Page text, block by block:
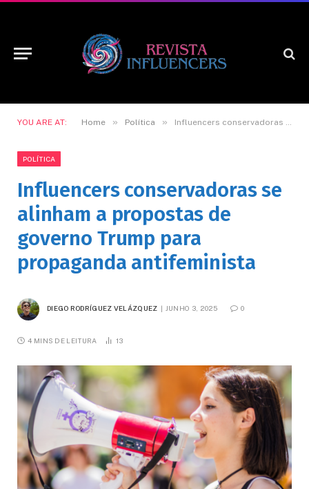
YOU ARE AT: Home » Política » Influencers conservadoras se alinham a propostas de governo Trump para propaganda antifeminista
POLÍTICA
Influencers conservadoras se
alinham a propostas de
governo Trump para
propaganda antifeminista
DIEGO RODRÍGUEZ VELÁZQUEZ JUNHO 3, 2025 0
4 MINS DE LEITURA 13